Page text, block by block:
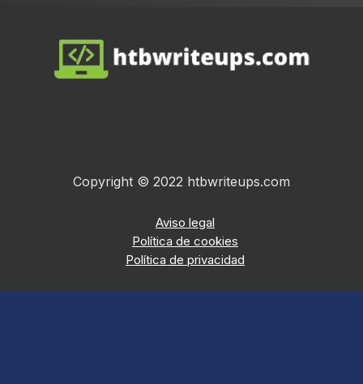
Copyright © 2022 htbwriteups.com
Aviso legal
Política de cookies
Política de privacidad